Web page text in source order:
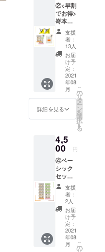
28mm
（個包
装）
（送料
1,100円
込み）
1個あた
りの商
品サイ
ズ：
90mm×
90mm×
28mm
（個包
装） ※
通常販
売開始
なクー
ポン
を同梱
発送い
たしま
す。
②<早割
でお得>
嵜本珈
琲セッ
ト【数
量限定
100個】
・五穀
とくる
み 4個
・いち
ごとピ
スタチ
オ 4個
・嵜本
バッ
グ 4個
5,000
円
⇒
4,500円
（送料
1,100円
込み）
1個あた
りの商
品サイ
ズ：
90mm×
90mm×
支援
者：
13人
お届
け予
定：
2021
年08
月
詳細を見る
こ
の
リ
タ
ー
ン
を
選
択
す
る
4,5
00 円
④ベー
シック
セット
・五穀
とくる
み 4個
・いち
ごとピ
スタチ
オ 4個
4,500円
（送料
支援
者：
2人
お届
け予
定：
2021
年08
月
こ
の